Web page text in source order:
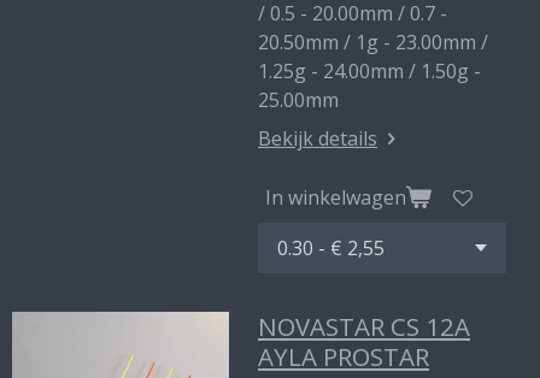
/ 0.5 - 20.00mm / 0.7 -
20.50mm / 1g - 23.00mm /
1.25g - 24.00mm / 1.50g -
25.00mm
Bekijk details
In winkelwagen
NOVASTAR CS 12A
AYLA PROSTAR